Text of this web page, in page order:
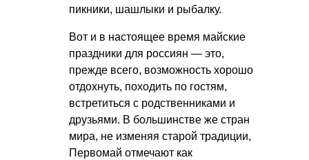
пикники, шашлыки и рыбалку.
Вот и в настоящее время майские
праздники для россиян — это,
прежде всего, возможность хорошо
отдохнуть, походить по гостям,
встретиться с родственниками и
друзьями. В большинстве же стран
мира, не изменяя старой традиции,
Первомай отмечают как